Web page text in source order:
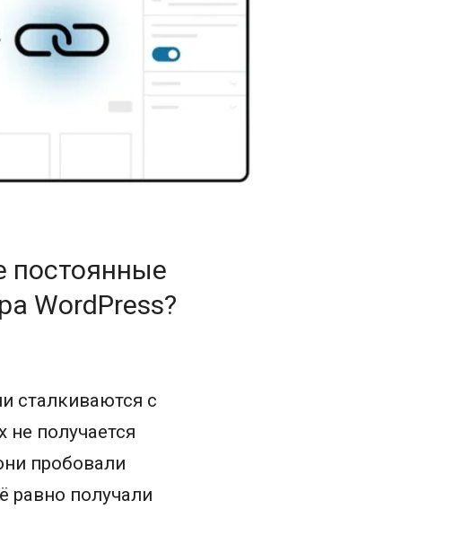
постоянные
WordPress?
сталкиваются с
не получается
пробовали
равно получали